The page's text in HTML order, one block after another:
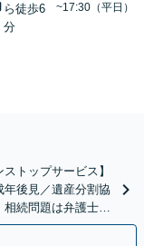
ら徒歩6
分
~17:30（平日）
トップサービス】
年後見／遺産分割協
続問題は弁護士に